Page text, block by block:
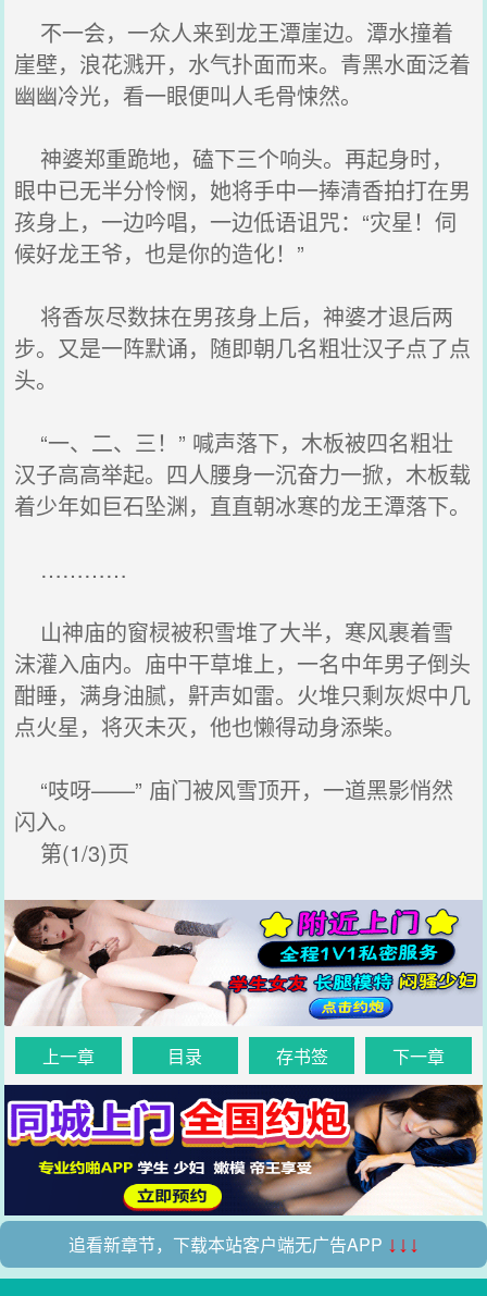
不一会，一众人来到龙王潭崖边。潭水撞着
崖壁，浪花溅开，水气扑面而来。青黑水面泛着
幽幽冷光，看一眼便叫人毛骨悚然。
神婆郑重跪地，磕下三个响头。再起身时，
眼中已无半分怜悯，她将手中一捧清香拍打在男
孩身上，一边吟唱，一边低语诅咒：“灾星！伺
候好龙王爷，也是你的造化！”
将香灰尽数抹在男孩身上后，神婆才退后两
步。又是一阵默诵，随即朝几名粗壮汉子点了点
头。
“一、二、三！” 喊声落下，木板被四名粗壮
汉子高高举起。四人腰身一沉奋力一掀，木板载
着少年如巨石坠渊，直直朝冰寒的龙王潭落下。
…………
山神庙的窗棂被积雪堆了大半，寒风裹着雪
沫灌入庙内。庙中干草堆上，一名中年男子倒头
酣睡，满身油腻，鼾声如雷。火堆只剩灰烬中几
点火星，将灭未灭，他也懒得动身添柴。
“吱呀——” 庙门被风雪顶开，一道黑影悄然
闪入。
第(1/3)页
上一章 目录 存书签 下一章
追看新章节，下载本站客户端无广告APP ↓↓↓